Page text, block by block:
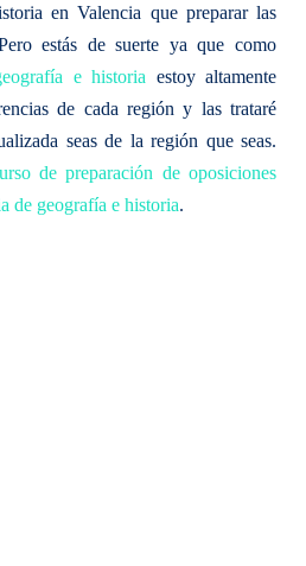
en Valencia que preparar las
estás de suerte ya que como
e historia estoy altamente
de cada región y las trataré
seas de la región que seas.
de preparación de oposiciones
de geografía e historia.